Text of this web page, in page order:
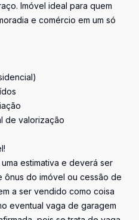
Imóvel ideal para quem
e comércio em um só
de valorização
estimativa e deverá ser
ônus do imóvel ou cessão de
a ser vendido como coisa
eventual vaga de garagem